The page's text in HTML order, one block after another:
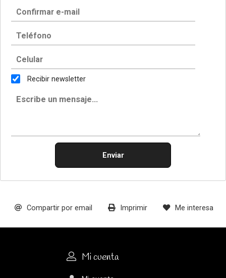
Recibir newsletter
Enviar
Compartir por email Imprimir Me interesa
Mi cuenta